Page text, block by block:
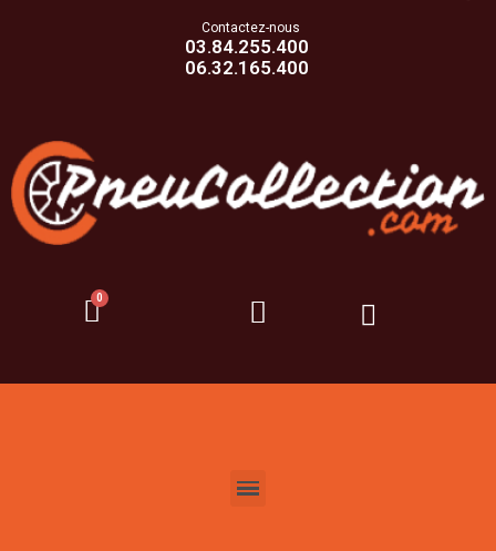
Contactez-nous
03.84.255.400
06.32.165.400